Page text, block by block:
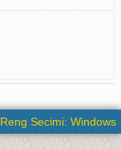
Reng Secimi: Windows